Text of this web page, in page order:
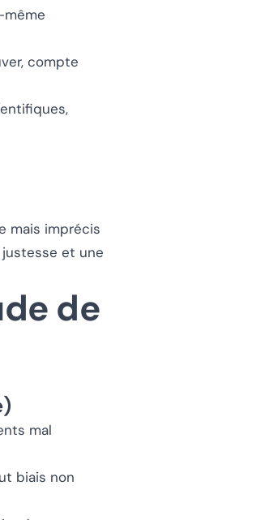
compte
mais imprécis
et une
de
mal
biais non